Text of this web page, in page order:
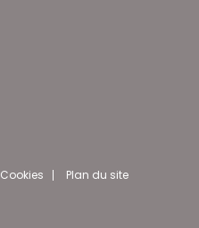
Cookies Plan du site